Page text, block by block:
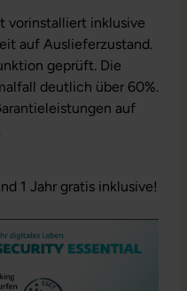
vorinstalliert inklusive
auf Auslieferzustand.
geprüft. Die
deutlich über 60%.
auf
1 Jahr gratis inklusive!